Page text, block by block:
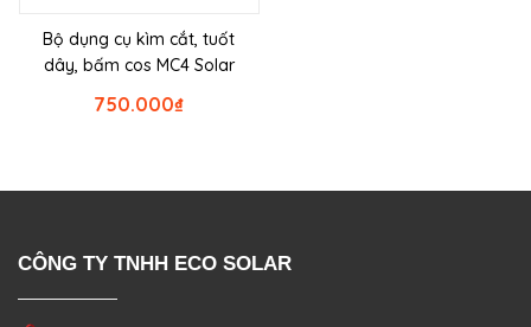
Bộ dụng cụ kìm cắt, tuốt
dây, bấm cos MC4 Solar
₫
750.000
CÔNG TY TNHH ECO SOLAR